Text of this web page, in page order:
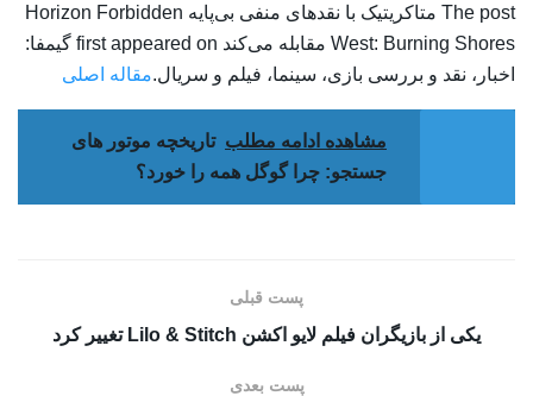
The post متاکریتیک با نقدهای منفی بی‌پایه Horizon Forbidden
West: Burning Shores مقابله می‌کند first appeared on گیمفا:
اخبار، نقد و بررسی بازی، سینما، فیلم و سریال.مقاله اصلی
مشاهده ادامه مطلب تاریخچه موتور های
جستجو: چرا گوگل همه را خورد؟
پست قبلی
یکی از بازیگران فیلم لایو اکشن Lilo & Stitch تغییر کرد
پست بعدی